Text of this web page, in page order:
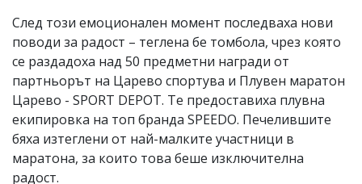
След този емоционален момент последваха нови
поводи за радост – теглена бе томбола, чрез която
се раздадоха над 50 предметни награди от
партньорът на Царево спортува и Плувен маратон
Царево - SPORT DEPOT. Те предоставиха плувна
екипировка на топ бранда SPEEDO. Печелившите
бяха изтеглени от най-малките участници в
маратона, за които това беше изключителна
радост.